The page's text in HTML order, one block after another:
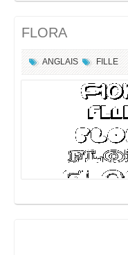
FLORA
ANGLAIS FILLE